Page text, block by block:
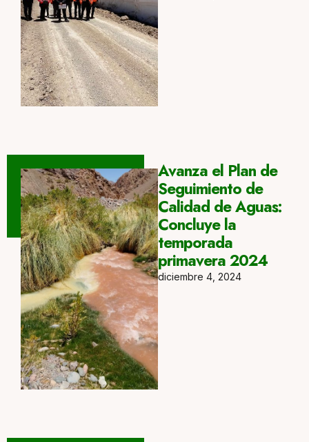
Avanza el Plan de
Seguimiento de
Calidad de Aguas:
Concluye la
temporada
primavera 2024
diciembre 4, 2024